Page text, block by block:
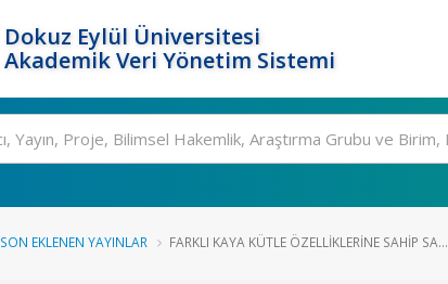
Dokuz Eylül Üniversitesi
Akademik Veri Yönetim Sistemi
SON EKLENEN YAYINLAR FARKLI KAYA KÜTLE ÖZELLIKLERINE SAHIP SA...